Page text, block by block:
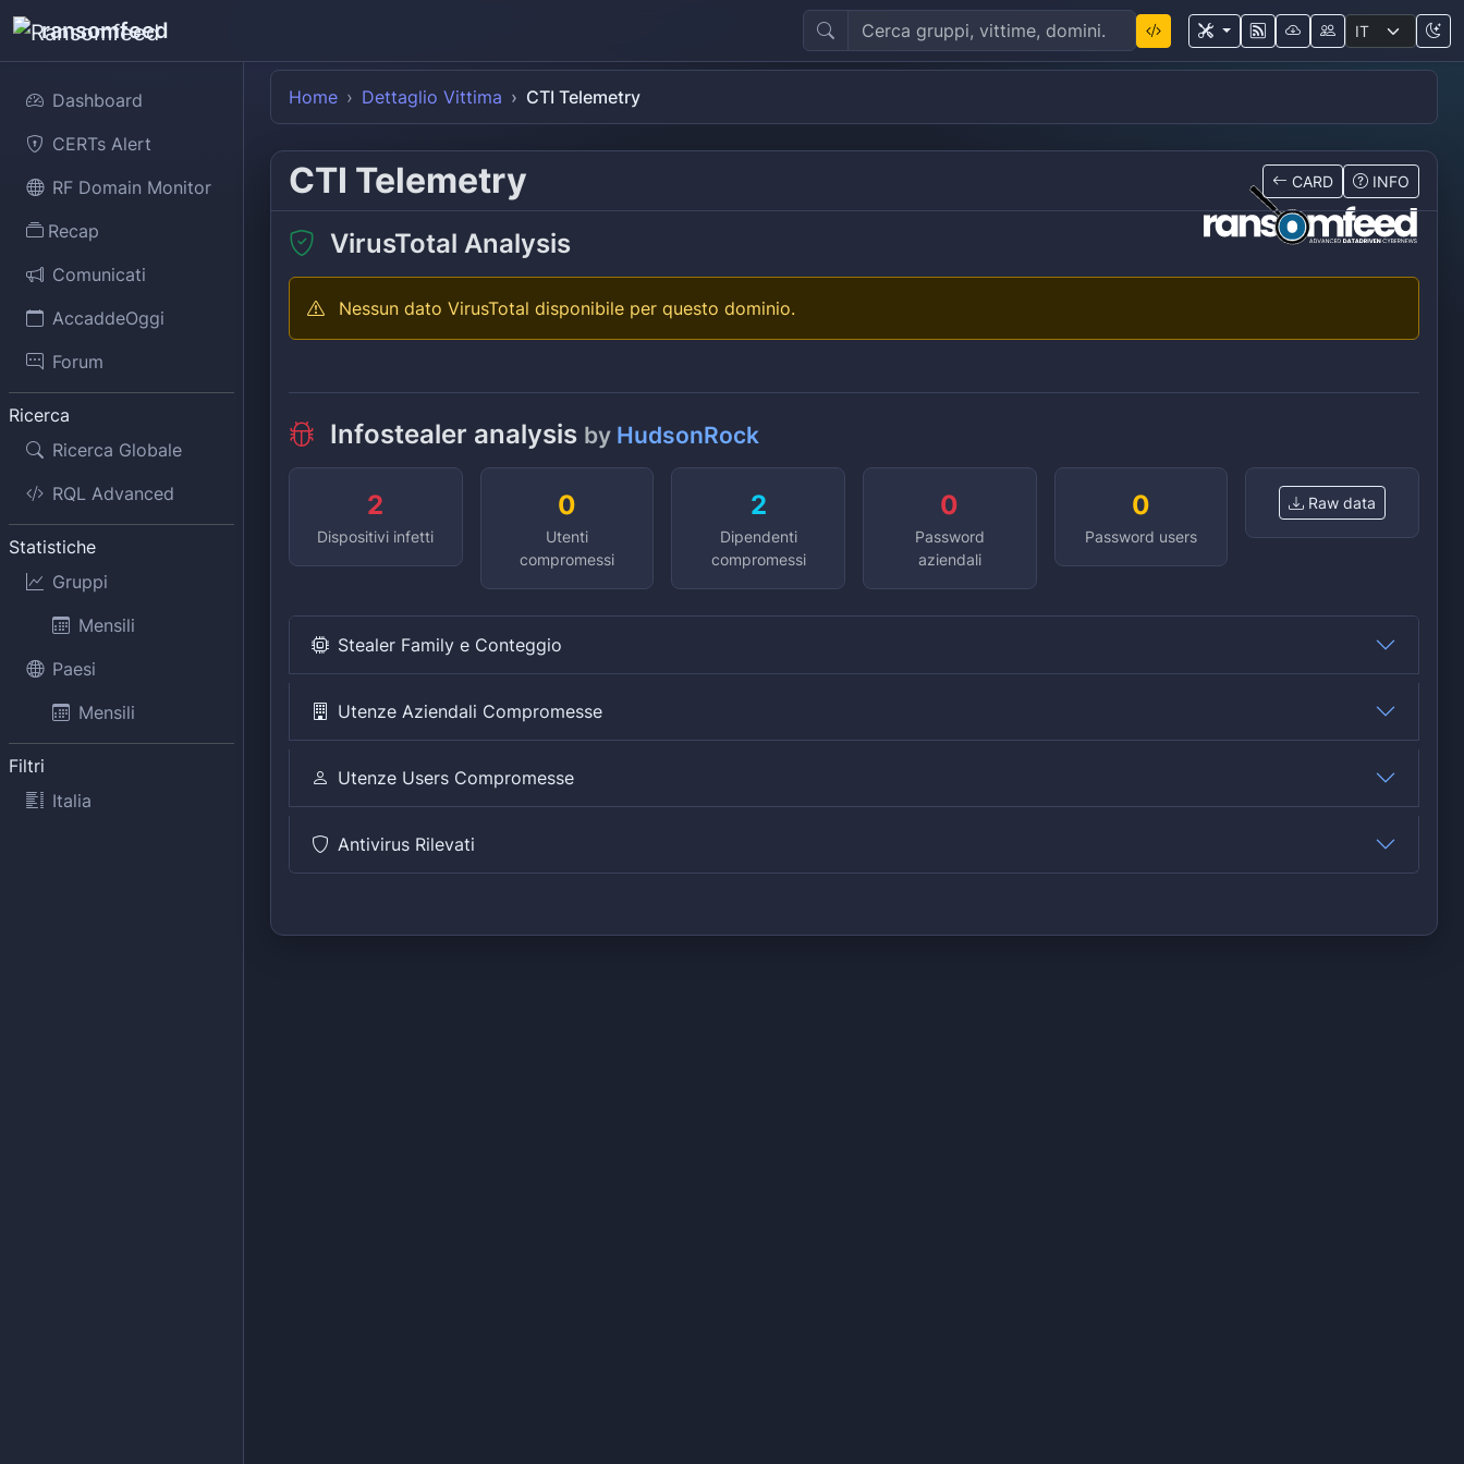
ransomfeed
Dashboard
CERTs Alert
RF Domain Monitor
Recap
Comunicati
AccaddeOggi
Forum
Ricerca
Ricerca Globale
RQL Advanced
Statistiche
Gruppi
Mensili
Paesi
Mensili
Filtri
Italia
Home Dettaglio Vittima CTI Telemetry
CTI Telemetry CARD INFO
VirusTotal Analysis
Nessun dato VirusTotal disponibile per questo dominio.
Infostealer analysis by HudsonRock
2
Dispositivi infetti
0
Utenti
compromessi
2
Dipendenti
compromessi
0
Password
aziendali
0
Password users
Raw data
Stealer Family e Conteggio
Utenze Aziendali Compromesse
Utenze Users Compromesse
Antivirus Rilevati